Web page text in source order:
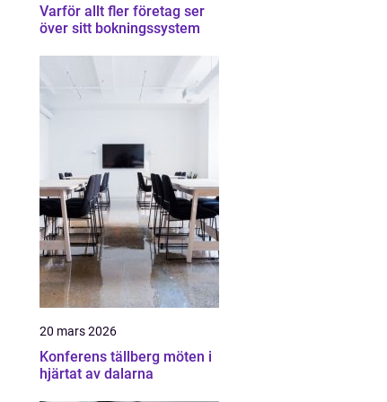
Varför allt fler företag ser
över sitt bokningssystem
20 mars 2026
Konferens tällberg möten i
hjärtat av dalarna